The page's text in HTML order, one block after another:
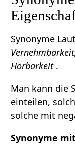
Synonyme
Hörbarkeit .
Man kann die
einteilen,
solche mit
Synonyme